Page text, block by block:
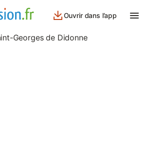
Ouvrir dans l’app